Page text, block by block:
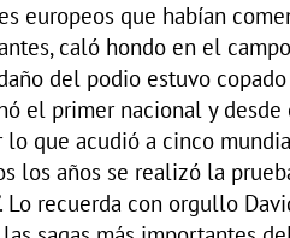
europeos que habían
caló hondo en el
del podio estuvo
el primer nacional y desde
lo que acudió a cinco
los años se realizó la
Lo recuerda con orgullo